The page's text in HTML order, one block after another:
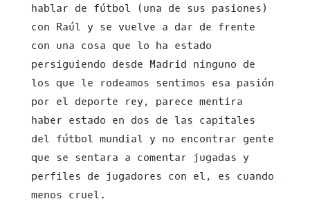
hablar de fútbol (una de sus pasiones)
con Raúl y se vuelve a dar de frente
con una cosa que lo ha estado
persiguiendo desde Madrid ninguno de
los que le rodeamos sentimos esa pasión
por el deporte rey, parece mentira
haber estado en dos de las capitales
del fútbol mundial y no encontrar gente
que se sentara a comentar jugadas y
perfiles de jugadores con el, es cuando
menos cruel.